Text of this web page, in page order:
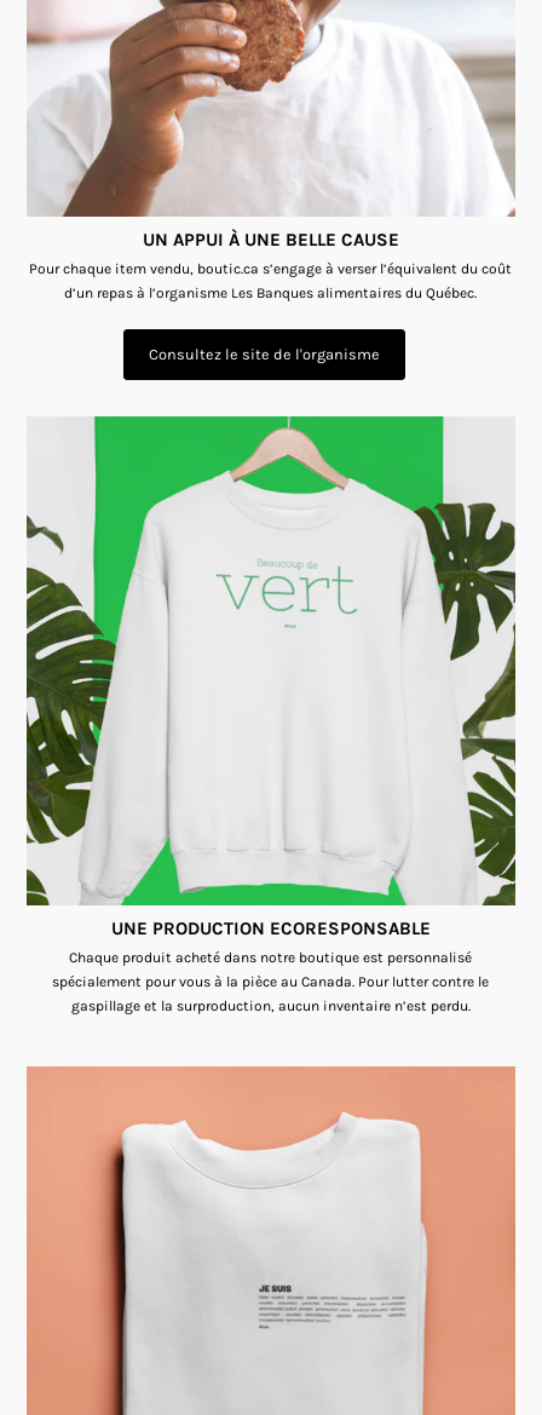
UN APPUI À UNE BELLE CAUSE
Pour chaque item vendu, boutic.ca s’engage à verser l’équivalent du coût
d’un repas à l’organisme Les Banques alimentaires du Québec.
Consultez le site de l'organisme
UNE PRODUCTION ECORESPONSABLE
Chaque produit acheté dans notre boutique est personnalisé
spécialement pour vous à la pièce au Canada. Pour lutter contre le
gaspillage et la surproduction, aucun inventaire n’est perdu.